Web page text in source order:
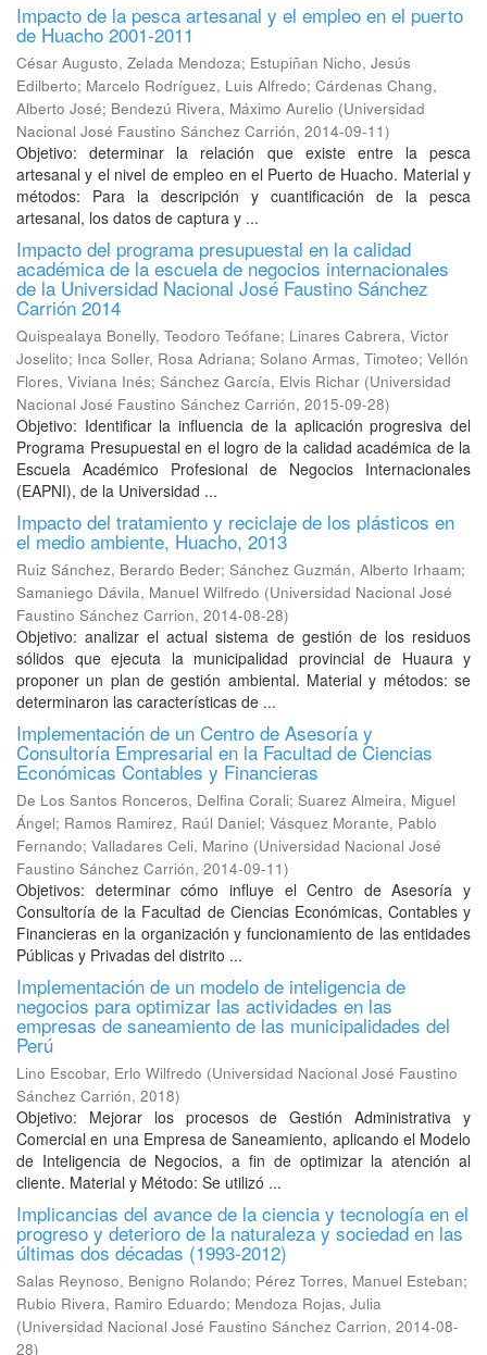
Impacto de la pesca artesanal y el empleo en el puerto
de Huacho 2001-2011
César Augusto, Zelada Mendoza; Estupiñan Nicho, Jesús
Edilberto; Marcelo Rodríguez, Luis Alfredo; Cárdenas Chang,
Alberto José; Bendezú Rivera, Máximo Aurelio (Universidad
Nacional José Faustino Sánchez Carrión, 2014-09-11)
Objetivo: determinar la relación que existe entre la pesca
artesanal y el nivel de empleo en el Puerto de Huacho. Material y
métodos: Para la descripción y cuantificación de la pesca
artesanal, los datos de captura y ...
Impacto del programa presupuestal en la calidad
académica de la escuela de negocios internacionales
de la Universidad Nacional José Faustino Sánchez
Carrión 2014
Quispealaya Bonelly, Teodoro Teófane; Linares Cabrera, Victor
Joselito; Inca Soller, Rosa Adriana; Solano Armas, Timoteo; Vellón
Flores, Viviana Inés; Sánchez García, Elvis Richar (Universidad
Nacional José Faustino Sánchez Carrión, 2015-09-28)
Objetivo: Identificar la influencia de la aplicación progresiva del
Programa Presupuestal en el logro de la calidad académica de la
Escuela Académico Profesional de Negocios Internacionales
(EAPNI), de la Universidad ...
Impacto del tratamiento y reciclaje de los plásticos en
el medio ambiente, Huacho, 2013
Ruiz Sánchez, Berardo Beder; Sánchez Guzmán, Alberto Irhaam;
Samaniego Dávila, Manuel Wilfredo (Universidad Nacional José
Faustino Sánchez Carrion, 2014-08-28)
Objetivo: analizar el actual sistema de gestión de los residuos
sólidos que ejecuta la municipalidad provincial de Huaura y
proponer un plan de gestión ambiental. Material y métodos: se
determinaron las características de ...
Implementación de un Centro de Asesoría y
Consultoría Empresarial en la Facultad de Ciencias
Económicas Contables y Financieras
De Los Santos Ronceros, Delfina Corali; Suarez Almeira, Miguel
Ángel; Ramos Ramirez, Raúl Daniel; Vásquez Morante, Pablo
Fernando; Valladares Celi, Marino (Universidad Nacional José
Faustino Sánchez Carrión, 2014-09-11)
Objetivos: determinar cómo influye el Centro de Asesoría y
Consultoría de la Facultad de Ciencias Económicas, Contables y
Financieras en la organización y funcionamiento de las entidades
Públicas y Privadas del distrito ...
Implementación de un modelo de inteligencia de
negocios para optimizar las actividades en las
empresas de saneamiento de las municipalidades del
Perú
Lino Escobar, Erlo Wilfredo (Universidad Nacional José Faustino
Sánchez Carrión, 2018)
Objetivo: Mejorar los procesos de Gestión Administrativa y
Comercial en una Empresa de Saneamiento, aplicando el Modelo
de Inteligencia de Negocios, a fin de optimizar la atención al
cliente. Material y Método: Se utilizó ...
Implicancias del avance de la ciencia y tecnología en el
progreso y deterioro de la naturaleza y sociedad en las
últimas dos décadas (1993-2012)
Salas Reynoso, Benigno Rolando; Pérez Torres, Manuel Esteban;
Rubio Rivera, Ramiro Eduardo; Mendoza Rojas, Julia
(Universidad Nacional José Faustino Sánchez Carrion, 2014-08-
28)